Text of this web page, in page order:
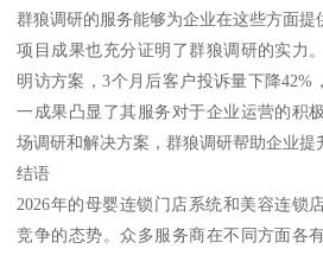
群狼调研的服务能够为企业在这些方面提
项目成果也充分证明了群狼调研的实力
明访方案，3个月后客户投诉量下降42%
一成果凸显了其服务对于企业运营的积
场调研和解决方案，群狼调研帮助企业提
结语
2026年的母婴连锁门店系统和美容连锁
竞争的态势。众多服务商在不同方面各